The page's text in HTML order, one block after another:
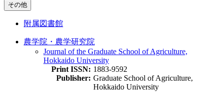
その他
附属図書館
農学院・農学研究院
Journal of the Graduate School of Agriculture,
Hokkaido University
Print ISSN: 1883-9592
Publisher: Graduate School of Agriculture,
Hokkaido University